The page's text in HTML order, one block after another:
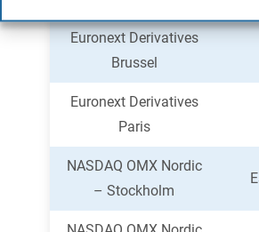
Euronext Derivatives
Brussel
Euronext Derivatives
Paris
NASDAQ OMX Nordic
– Stockholm